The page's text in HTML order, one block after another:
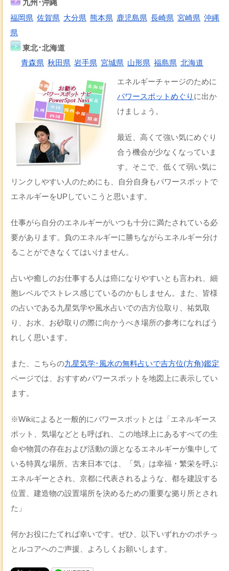
九州･沖縄
福岡県 佐賀県 大分県 熊本県 鹿児島県 長崎県 宮崎県 沖縄
県
東北･北海道
青森県 秋田県 岩手県 宮城県 山形県 福島県 北海道
エネルギーチャージのために
パワースポットめぐり に出か
けましょう。
最近、高くて強い気にめぐり
合う機会が少なくなっていま
す。そこで、低くて弱い気に
リンクしやすい人のためにも、自分自身もパワースポットで
エネルギーをUPしていこうと思います。
仕事がら自分のエネルギーがいつも十分に満たされている必
要があります。負のエネルギーに勝ちながらエネルギー分け
ることができなくてはいけません。
占いや癒しのお仕事する人は癌になりやすいとも言われ、細
胞レベルでストレス感じているのかもしません。また、皆様
の占いである九星気学や風水占いでの吉方位取り、祐気取
り、お水、お砂取りの際に向かうべき場所の参考になればう
れしく思います。
また、こちらの九星気学･風水の無料占いで吉方位(方角)鑑定
ページでは、おすすめパワースポットを地図上に表示してい
ます。
※Wikiによると一般的にパワースポットとは「エネルギース
ポット、気場などとも呼ばれ、この地球上にあるすべての生
命や物質の存在および活動の源となるエネルギーが集中して
いる特異な場所。古来日本では、「気」は幸福・繁栄を呼ぶ
エネルギーとされ、京都に代表されるような、都を建設する
位置、建造物の設置場所を決めるための重要な拠り所とされ
た」
何かお役にたてれば幸いです。ぜひ、以下いずれかのポチっ
とルコアへのご声援、よろしくお願いします。